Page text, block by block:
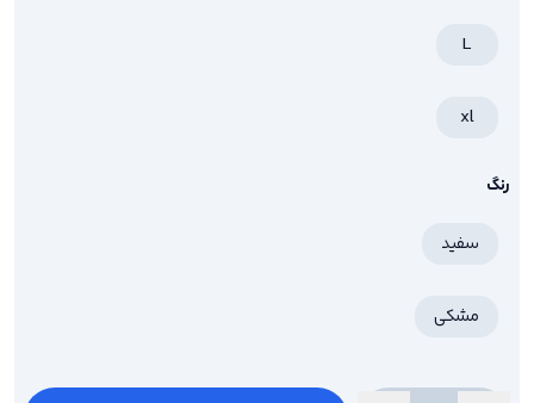
L
xl
رنگ
سفید
مشکی